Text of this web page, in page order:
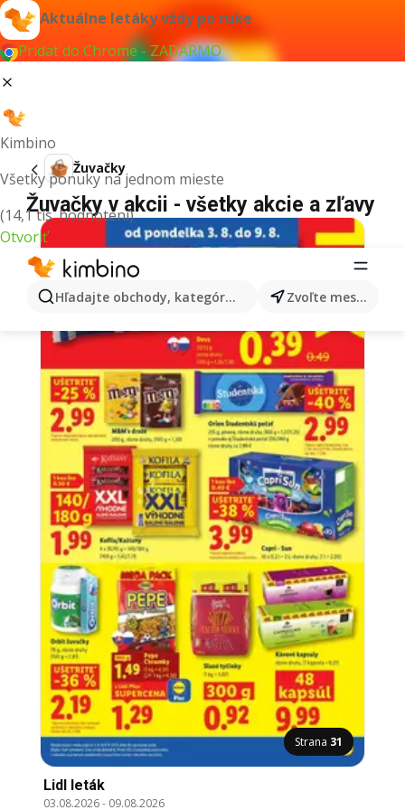
Aktuálne letáky vždy po ruke
Pridať do Chrome - ZADARMO
Kimbino
Všetky ponuky na jednom mieste
(14,1 tis. hodnotení)
Otvoriť
Hľadajte obchody, kategórie, produkty... Zvoľte mesto
Žuvačky
Žuvačky v akcii - všetky akcie a zľavy
Strana 31
Lidl leták
03.08.2026- 09.08.2026